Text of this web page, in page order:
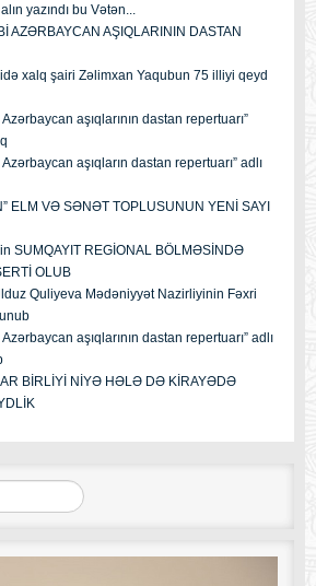
yazındı bu Vətən...
AZƏRBAYCAN AŞIQLARININ DASTAN
xalq şairi Zəlimxan Yaqubun 75 illiyi qeyd
Azərbaycan aşıqlarının dastan repertuarı”
Azərbaycan aşıqların dastan repertuarı” adlı
ELM VƏ SƏNƏT TOPLUSUNUN YENİ SAYI
SUMQAYIT REGİONAL BÖLMƏSİNDƏ
OLUB
Quliyeva Mədəniyyət Nazirliyinin Fəxri
Azərbaycan aşıqlarının dastan repertuarı” adlı
BİRLİYİ NİYƏ HƏLƏ DƏ KİRAYƏDƏ